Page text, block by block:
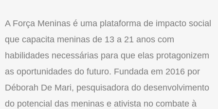
A Força Meninas é uma plataforma de impacto social
que capacita meninas de 13 a 21 anos com
habilidades necessárias para que elas protagonizem
as oportunidades do futuro. Fundada em 2016 por
Déborah De Mari, pesquisadora do desenvolvimento
do potencial das meninas e ativista no combate à